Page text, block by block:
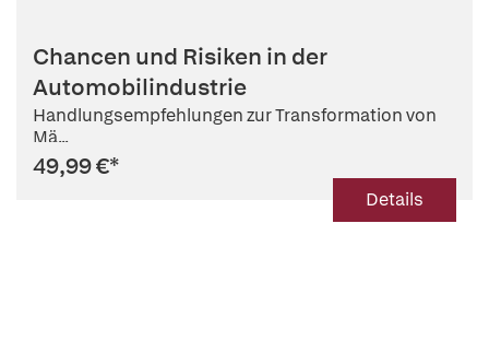
Chancen und Risiken in der
Automobilindustrie
Handlungsempfehlungen zur Transformation von
Mä...
49,99 €*
Details